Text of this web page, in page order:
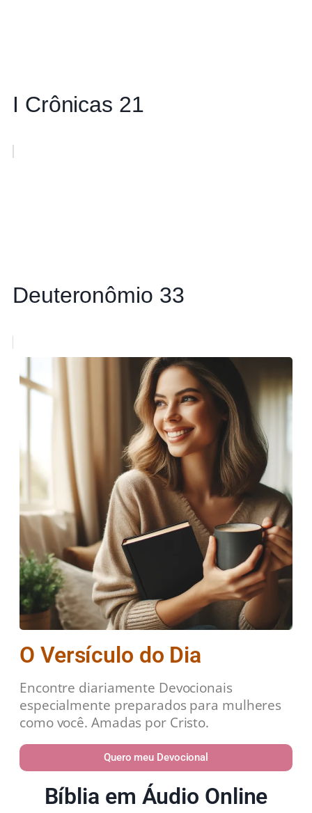
I Crônicas 21
Deuteronômio 33
O Versículo do Dia
Encontre diariamente Devocionais
especialmente preparados para mulheres
como você. Amadas por Cristo.
Quero meu Devocional
Bíblia em Áudio Online